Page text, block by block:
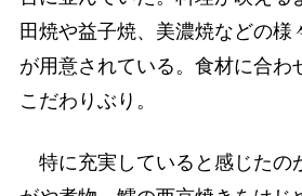
田焼や益子焼、美濃焼などの様
が用意されている。食材に合わ
こだわりぶり。
特に充実していると感じたの